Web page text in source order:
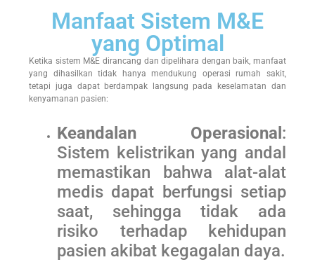
Manfaat Sistem M&E
yang Optimal
Ketika sistem M&E dirancang dan dipelihara dengan baik, manfaat
yang dihasilkan tidak hanya mendukung operasi rumah sakit,
tetapi juga dapat berdampak langsung pada keselamatan dan
kenyamanan pasien:
Keandalan Operasional :
Sistem kelistrikan yang andal
memastikan bahwa alat-alat
medis dapat berfungsi setiap
saat, sehingga tidak ada
risiko terhadap kehidupan
pasien akibat kegagalan daya.